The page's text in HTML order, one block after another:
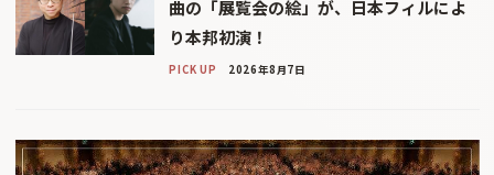
曲の「展覧会の絵」が、日本フィルによ
り本邦初演！
PICK UP 2026年8月7日